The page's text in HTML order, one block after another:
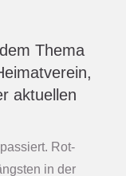
Thema
aktuellen
Rot-
in der